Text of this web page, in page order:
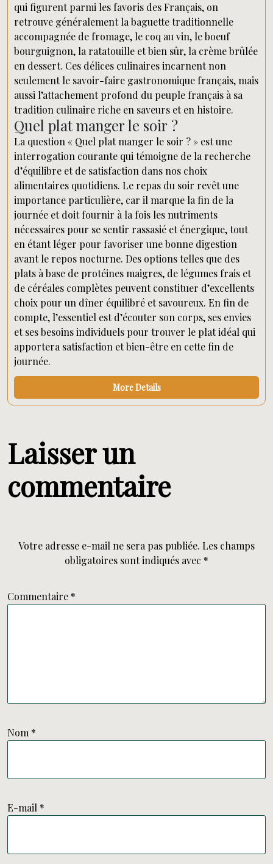
qui figurent parmi les favoris des Français, on
retrouve généralement la baguette traditionnelle
accompagnée de fromage, le coq au vin, le boeuf
bourguignon, la ratatouille et bien sûr, la crème brûlée
en dessert. Ces délices culinaires incarnent non
seulement le savoir-faire gastronomique français, mais
aussi l’attachement profond du peuple français à sa
tradition culinaire riche en saveurs et en histoire.
Quel plat manger le soir ?
La question « Quel plat manger le soir ? » est une
interrogation courante qui témoigne de la recherche
d’équilibre et de satisfaction dans nos choix
alimentaires quotidiens. Le repas du soir revêt une
importance particulière, car il marque la fin de la
journée et doit fournir à la fois les nutriments
nécessaires pour se sentir rassasié et énergique, tout
en étant léger pour favoriser une bonne digestion
avant le repos nocturne. Des options telles que des
plats à base de protéines maigres, de légumes frais et
de céréales complètes peuvent constituer d’excellents
choix pour un dîner équilibré et savoureux. En fin de
compte, l’essentiel est d’écouter son corps, ses envies
et ses besoins individuels pour trouver le plat idéal qui
apportera satisfaction et bien-être en cette fin de
journée.
More Details
Laisser un
commentaire
Votre adresse e-mail ne sera pas publiée. Les champs
obligatoires sont indiqués avec *
Commentaire *
Nom *
E-mail *